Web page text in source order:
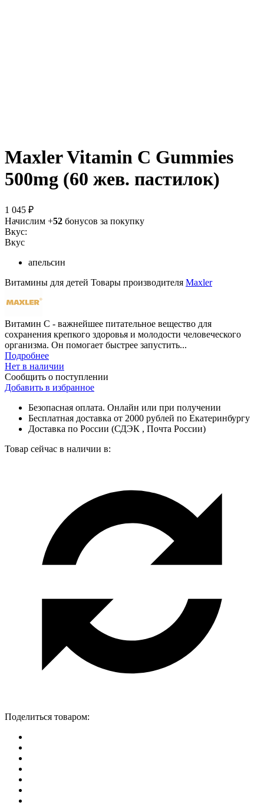
Maxler Vitamin C Gummies
500mg (60 жев. пастилок)
1 045 ₽
Начислим +52 бонусов за покупку
Вкус:
Вкус
апельсин
Витамины для детей Товары производителя Maxler
Витамин С - важнейшее питательное вещество для
сохранения крепкого здоровья и молодости человеческого
организма. Он помогает быстрее запустить...
Подробнее
Нет в наличии
Сообщить о поступлении
Добавить в избранное
Безопасная оплата. Онлайн или при получении
Бесплатная доставка от 2000 рублей по Екатеринбургу
Доставка по России (СДЭК , Почта России)
Товар сейчас в наличии в:
Поделиться товаром: